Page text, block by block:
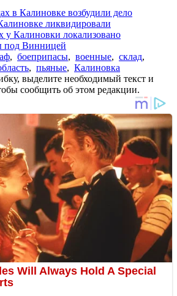
в Калиновке возбудили дело
ликвидировали
у Калиновки локализовано
под Винницей
, боеприпасы, военные, склад,
, пьяные, Калиновка
выделите необходимый текст и
сообщить об этом редакции.